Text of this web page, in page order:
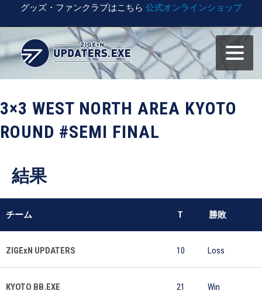
グッズ・ファンクラブはこちら 公式オンラインショップ
3×3 WEST NORTH AREA KYOTO
ROUND #SEMI FINAL
結果
チーム T 勝敗
ZIGExN UPDATERS 10 Loss
KYOTO BB.EXE 21 Win